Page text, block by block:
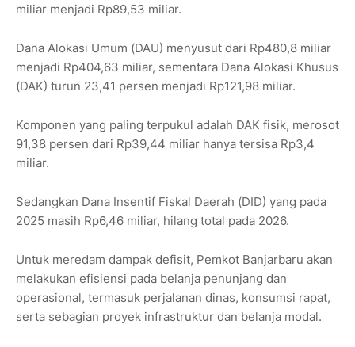
miliar menjadi Rp89,53 miliar.
Dana Alokasi Umum (DAU) menyusut dari Rp480,8 miliar
menjadi Rp404,63 miliar, sementara Dana Alokasi Khusus
(DAK) turun 23,41 persen menjadi Rp121,98 miliar.
Komponen yang paling terpukul adalah DAK fisik, merosot
91,38 persen dari Rp39,44 miliar hanya tersisa Rp3,4
miliar.
Sedangkan Dana Insentif Fiskal Daerah (DID) yang pada
2025 masih Rp6,46 miliar, hilang total pada 2026.
Untuk meredam dampak defisit, Pemkot Banjarbaru akan
melakukan efisiensi pada belanja penunjang dan
operasional, termasuk perjalanan dinas, konsumsi rapat,
serta sebagian proyek infrastruktur dan belanja modal.